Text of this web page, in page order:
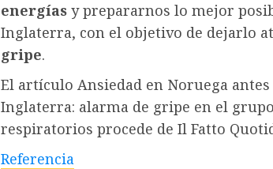
energías y prepararnos lo mejor
Inglaterra, con el objetivo de dejarlo
gripe.
El artículo Ansiedad en Noruega
Inglaterra: alarma de gripe en el
respiratorios procede de Il Fatto
Referencia